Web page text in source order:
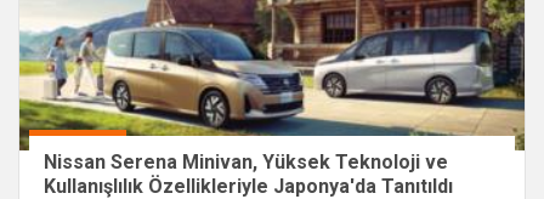
Nissan Serena Minivan, Yüksek Teknoloji ve
Kullanışlılık Özellikleriyle Japonya'da Tanıtıldı